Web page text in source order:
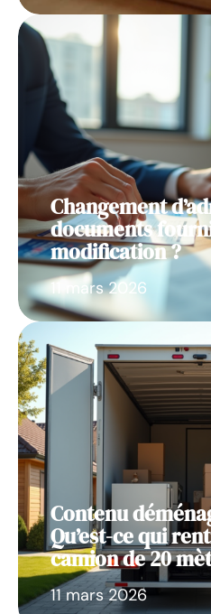
Changement
documents
modification ?
11 mars 2026
Contenu
Qu’est-ce qui
camion de 20
11 mars 2026